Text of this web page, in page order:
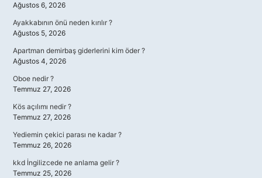
Ağustos 6, 2026
Ayakkabının önü neden kırılır ?
Ağustos 5, 2026
Apartman demirbaş giderlerini kim öder ?
Ağustos 4, 2026
Oboe nedir ?
Temmuz 27, 2026
Kös açılımı nedir ?
Temmuz 27, 2026
Yediemin çekici parası ne kadar ?
Temmuz 26, 2026
kkd İngilizcede ne anlama gelir ?
Temmuz 25, 2026